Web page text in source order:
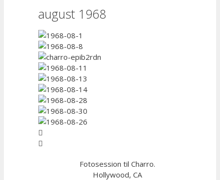
august 1968
Fotosession til Charro.
Hollywood, CA